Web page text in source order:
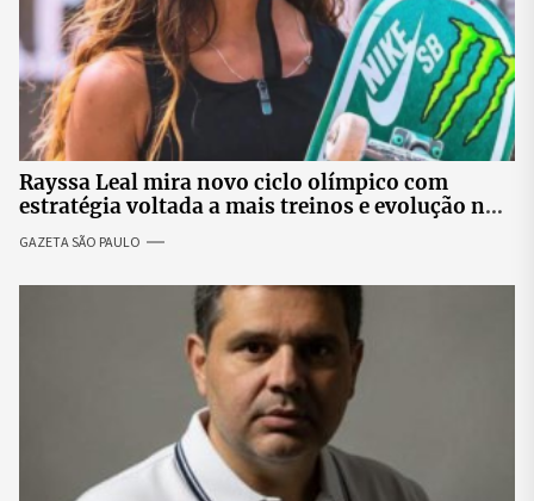
Rayssa Leal mira novo ciclo olímpico com
estratégia voltada a mais treinos e evolução no
GAZETA SÃO PAULO